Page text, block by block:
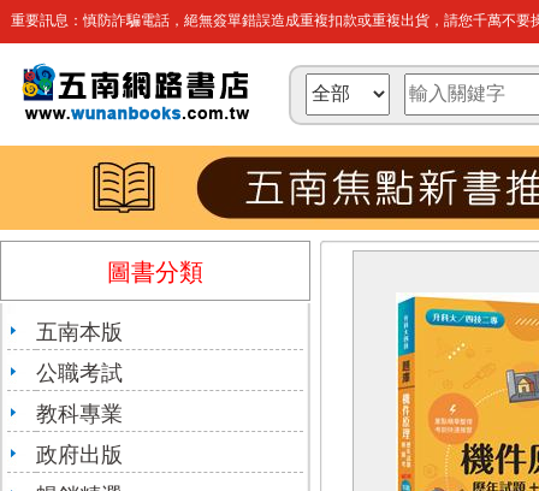
重要訊息：慎防詐騙電話，絕無簽單錯誤造成重複扣款或重複出貨，請您千萬不要
圖書分類
五南本版
公職考試
教科專業
政府出版